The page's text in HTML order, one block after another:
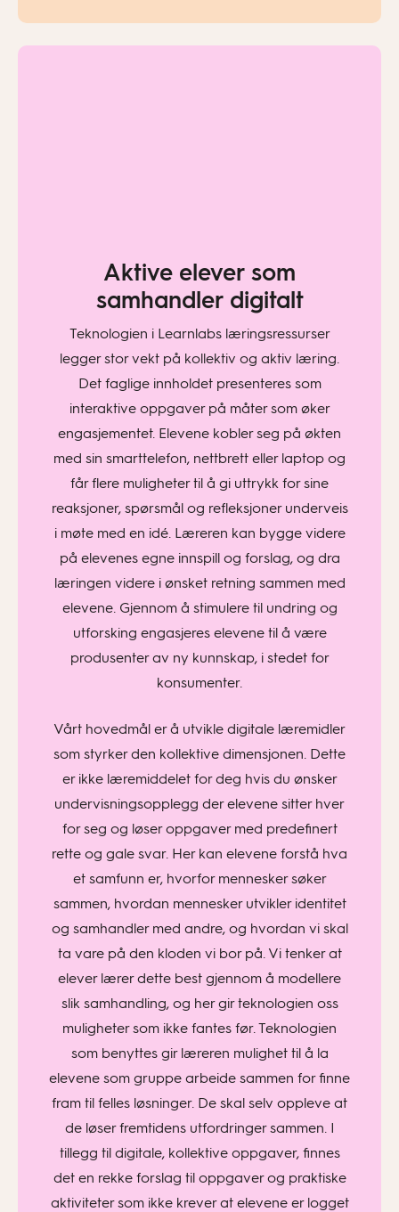
Aktive elever som
samhandler digitalt
Teknologien i Learnlabs læringsressurser
legger stor vekt på kollektiv og aktiv læring.
Det faglige innholdet presenteres som
interaktive oppgaver på måter som øker
engasjementet. Elevene kobler seg på økten
med sin smarttelefon, nettbrett eller laptop og
får flere muligheter til å gi uttrykk for sine
reaksjoner, spørsmål og refleksjoner underveis
i møte med en idé. Læreren kan bygge videre
på elevenes egne innspill og forslag, og dra
læringen videre i ønsket retning sammen med
elevene. Gjennom å stimulere til undring og
utforsking engasjeres elevene til å være
produsenter av ny kunnskap, i stedet for
konsumenter.
Vårt hovedmål er å utvikle digitale læremidler
som styrker den kollektive dimensjonen. Dette
er ikke læremiddelet for deg hvis du ønsker
undervisningsopplegg der elevene sitter hver
for seg og løser oppgaver med predefinert
rette og gale svar. Her kan elevene forstå hva
et samfunn er, hvorfor mennesker søker
sammen, hvordan mennesker utvikler identitet
og samhandler med andre, og hvordan vi skal
ta vare på den kloden vi bor på. Vi tenker at
elever lærer dette best gjennom å modellere
slik samhandling, og her gir teknologien oss
muligheter som ikke fantes før. Teknologien
som benyttes gir læreren mulighet til å la
elevene som gruppe arbeide sammen for finne
fram til felles løsninger. De skal selv oppleve at
de løser fremtidens utfordringer sammen. I
tillegg til digitale, kollektive oppgaver, finnes
det en rekke forslag til oppgaver og praktiske
aktiviteter som ikke krever at elevene er logget